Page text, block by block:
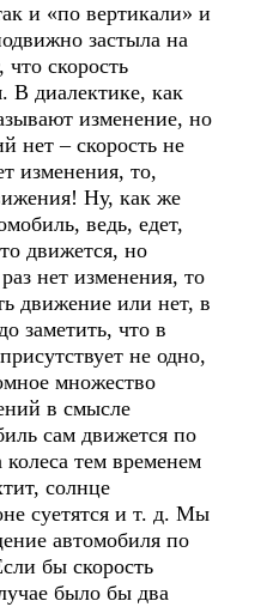
и «по вертикали» и
застыла на
скорость
В диалектике, как
изменение, но
нет – скорость не
изменения, то,
Ну, как же
ведь, едет,
движется, но
нет изменения, то
движение или нет, в
заметить, что в
не одно,
множество
в смысле
сам движется по
тем временем
солнце
суетятся и т. д. Мы
автомобиля по
бы скорость
было бы два